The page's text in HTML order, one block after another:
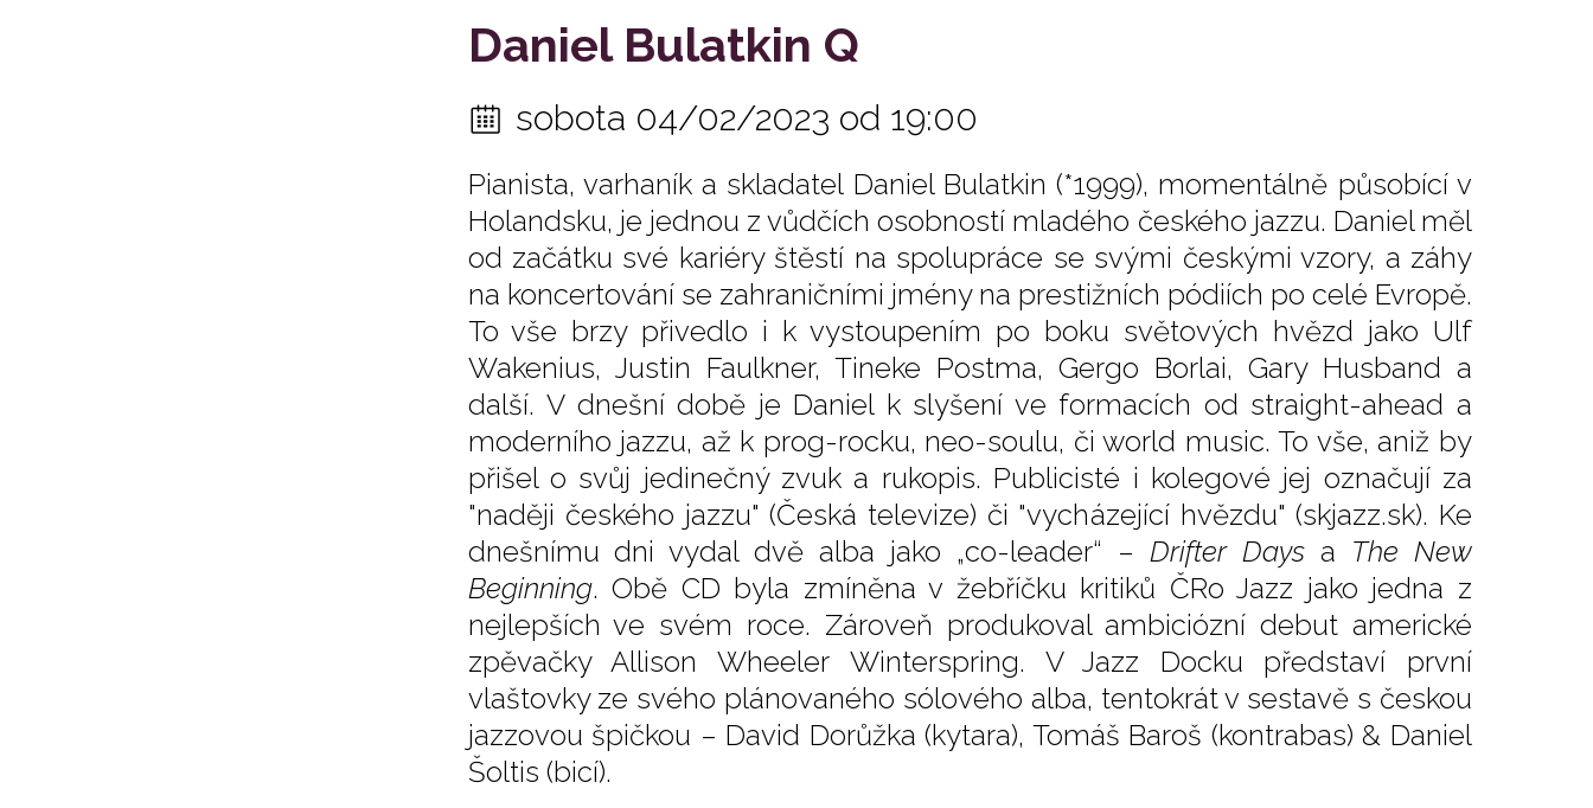
Daniel Bulatkin Q
sobota 04/02/2023 od 19:00
Pianista, varhaník a skladatel Daniel Bulatkin (*1999), momentálně působící v
Holandsku, je jednou z vůdčích osobností mladého českého jazzu. Daniel měl
od začátku své kariéry štěstí na spolupráce se svými českými vzory, a záhy
na koncertování se zahraničními jmény na prestižních pódiích po celé Evropě.
To vše brzy přivedlo i k vystoupením po boku světových hvězd jako Ulf
Wakenius, Justin Faulkner, Tineke Postma, Gergo Borlai, Gary Husband a
další. V dnešní době je Daniel k slyšení ve formacích od straight-ahead a
moderního jazzu, až k prog-rocku, neo-soulu, či world music. To vše, aniž by
přišel o svůj jedinečný zvuk a rukopis. Publicisté i kolegové jej označují za
"naději českého jazzu" (Česká televize) či "vycházející hvězdu" (skjazz.sk). Ke
dnešnímu dni vydal dvě alba jako „co-leader“ –Drifter Days a The New
Beginning. Obě CD byla zmíněna v žebříčku kritiků ČRo Jazz jako jedna z
nejlepších ve svém roce. Zároveň produkoval ambiciózní debut americké
zpěvačky Allison Wheeler Winterspring. V Jazz Docku představí první
vlaštovky ze svého plánovaného sólového alba, tentokrát v sestavě s českou
jazzovou špičkou – David Dorůžka (kytara), Tomáš Baroš (kontrabas) & Daniel
Šoltis (bicí).